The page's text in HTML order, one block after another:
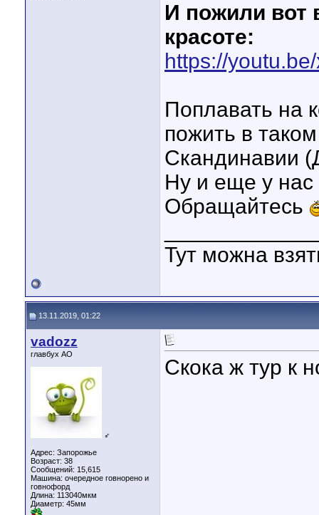
И пожили вот
красоте:
https://
Поплавать на
пожить в
Скандинавии
Ну и еще у
Обращайтесь
Тут можна
13.11.2019, 01:22
vadozz
главбух АО
♂
Адрес: Запорожье
Возраст: 38
Сообщений: 15,615
Машина: очередное говнорено и
говнофорд
Длина: 113040мкм
Диаметр: 45мм
Скока ж тур к